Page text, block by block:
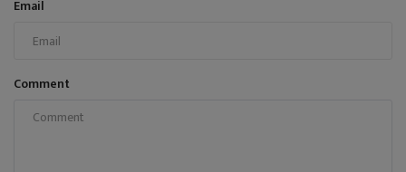
Email
Comment